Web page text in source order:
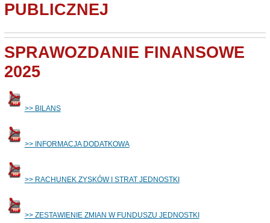
PUBLICZNEJ
SPRAWOZDANIE FINANSOWE
2025
>> BILANS
>> INFORMACJA DODATKOWA
>> RACHUNEK ZYSKÓW I STRAT JEDNOSTKI
>> ZESTAWIENIE ZMIAN W FUNDUSZU JEDNOSTKI